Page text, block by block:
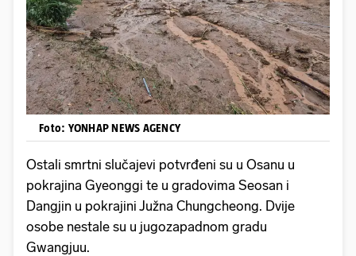
Foto: YONHAP NEWS AGENCY
Ostali smrtni slučajevi potvrđeni su u Osanu u
pokrajina Gyeonggi te u gradovima Seosan i
Dangjin u pokrajini Južna Chungcheong. Dvije
osobe nestale su u jugozapadnom gradu
Gwangjuu.